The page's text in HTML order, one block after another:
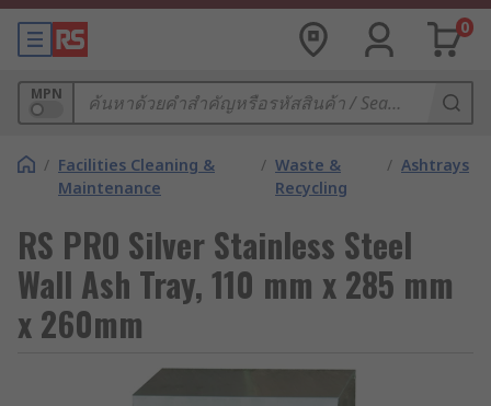
0
MPN
/ Facilities Cleaning &
Maintenance
/ Waste &
Recycling
/ Ashtrays
RS PRO Silver Stainless Steel
Wall Ash Tray, 110 mm x 285 mm
x 260mm